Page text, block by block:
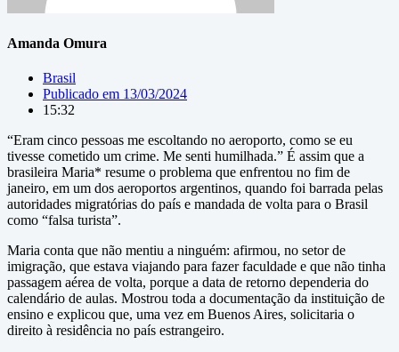
Amanda Omura
Brasil
Publicado em 13/03/2024
15:32
“Eram cinco pessoas me escoltando no aeroporto, como se eu
tivesse cometido um crime. Me senti humilhada.” É assim que a
brasileira Maria* resume o problema que enfrentou no fim de
janeiro, em um dos aeroportos argentinos, quando foi barrada pelas
autoridades migratórias do país e mandada de volta para o Brasil
como “falsa turista”.
Maria conta que não mentiu a ninguém: afirmou, no setor de
imigração, que estava viajando para fazer faculdade e que não tinha
passagem aérea de volta, porque a data de retorno dependeria do
calendário de aulas. Mostrou toda a documentação da instituição de
ensino e explicou que, uma vez em Buenos Aires, solicitaria o
direito à residência no país estrangeiro.